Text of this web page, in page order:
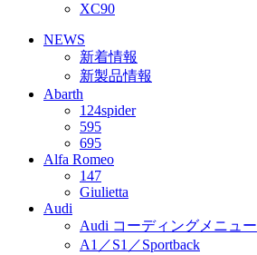
XC90
NEWS
新着情報
新製品情報
Abarth
124spider
595
695
Alfa Romeo
147
Giulietta
Audi
Audi コーディングメニュー
A1／S1／Sportback